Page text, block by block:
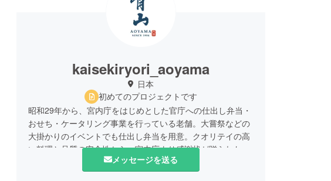
kaisekiryori_aoyama
日本
初めてのプロジェクトです
昭和29年から、宮内庁をはじめとした官庁への仕出し弁当・
おせち・ケータリング事業を行っている老舗。大嘗祭などの
大掛かりのイベントでも仕出し弁当を用意。クオリテイの高
い料理と品質の安全性から、宮内庁より感謝状が贈られたこ
ともある。和、洋、中それぞれに専属の料理人がおり、料理
の味を細かくチェック。冷めても美味しく食べられることを
メッセージを送る